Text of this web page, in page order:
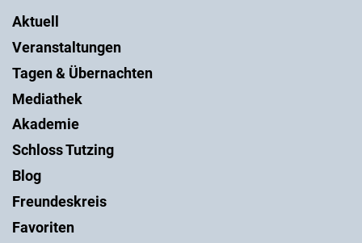
Aktuell
Veranstaltungen
Tagen & Übernachten
Mediathek
Akademie
Schloss Tutzing
Blog
Freundeskreis
Favoriten